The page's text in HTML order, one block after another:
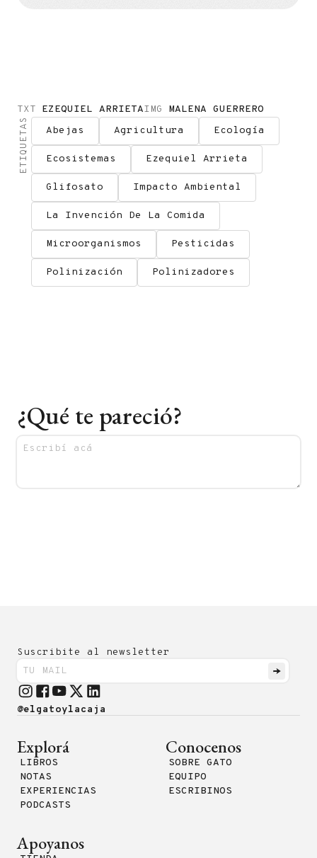
TXT EZEQUIEL ARRIETAIMG MALENA GUERRERO
ETIQUETAS Abejas Agricultura Ecología
Ecosistemas Ezequiel Arrieta
Glifosato Impacto Ambiental
La Invención De La Comida
Microorganismos Pesticidas
Polinización Polinizadores
¿Qué te pareció?
Suscribite al newsletter
@elgatoylacaja
Explorá
LIBROS
NOTAS
EXPERIENCIAS
PODCASTS
Conocenos
SOBRE GATO
EQUIPO
ESCRIBINOS
Apoyanos